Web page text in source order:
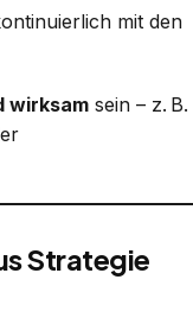
mit den
wirksam sein – z. B.
Strategie